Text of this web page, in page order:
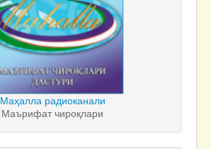
Маҳалла радиоканали
Маърифат чироқлари